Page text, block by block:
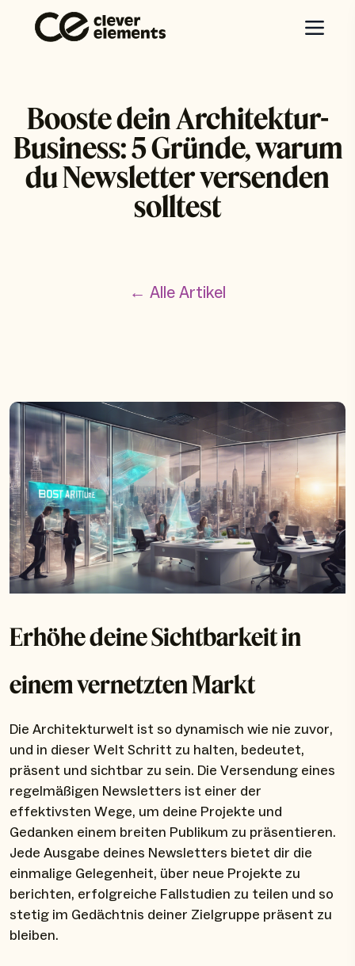
Booste dein Architektur-
Business: 5 Gründe, warum
du Newsletter versenden
solltest
← Alle Artikel
Erhöhe deine Sichtbarkeit in
einem vernetzten Markt
Die Architekturwelt ist so dynamisch wie nie zuvor,
und in dieser Welt Schritt zu halten, bedeutet,
präsent und sichtbar zu sein. Die Versendung eines
regelmäßigen Newsletters ist einer der
effektivsten Wege, um deine Projekte und
Gedanken einem breiten Publikum zu präsentieren.
Jede Ausgabe deines Newsletters bietet dir die
einmalige Gelegenheit, über neue Projekte zu
berichten, erfolgreiche Fallstudien zu teilen und so
stetig im Gedächtnis deiner Zielgruppe präsent zu
bleiben.